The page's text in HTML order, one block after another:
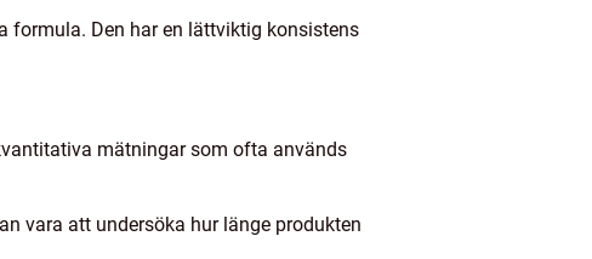
formula. Den har en lättviktig konsistens
mätningar som ofta används
vara att undersöka hur länge produkten